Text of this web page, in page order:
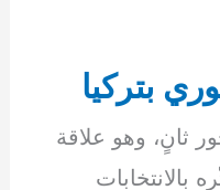
بتركيا
ثانٍ، وهو علاقة
بالانتخابات